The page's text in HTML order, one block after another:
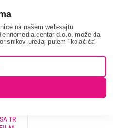
na našem web-sajtu
centar d.o.o. može da
uređaj putem "kolačića"
proizvodi i ostala rešenja